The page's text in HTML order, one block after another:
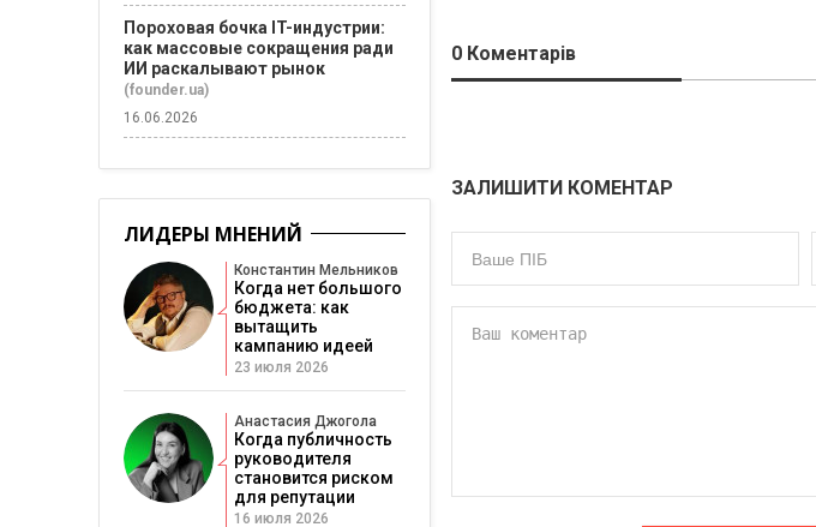
0 Коментарів
ЗАЛИШИТИ КОМЕНТАР
Пороховая бочка IT-индустрии:
как массовые сокращения ради
ИИ раскалывают рынок
(founder.ua)
16.06.2026
ЛИДЕРЫ МНЕНИЙ
Константин Мельников
Когда нет большого
бюджета: как
вытащить
кампанию идеей
23 июля 2026
Анастасия Джогола
Когда публичность
руководителя
становится риском
для репутации
16 июля 2026